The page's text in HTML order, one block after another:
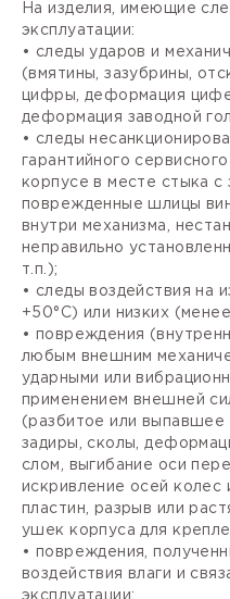
На изделия, имеющие
эксплуатации:
• следы ударов и
(вмятины, зазубрины,
цифры, деформация
деформация заводной
• следы
гарантийного
корпусе в месте стыка с
поврежденные шлицы
внутри механизма,
неправильно
т.п.);
• следы воздействия на
+50°С) или низких
• повреждения
любым внешним
ударными или
применением внешней
(разбитое или выпавшее
задиры, сколы,
слом, выгибание оси
искривление осей колес
пластин, разрыв или
ушек корпуса для
• повреждения,
воздействия влаги и
эксплуатации;